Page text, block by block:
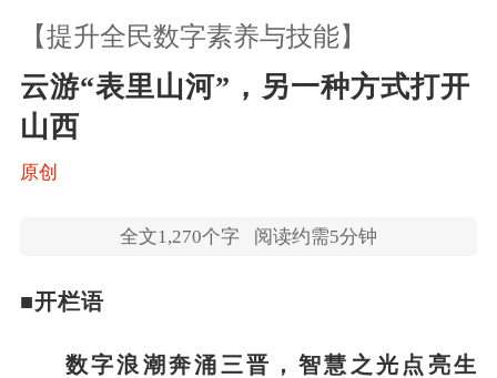
【提升全民数字素养与技能】
云游“表里山河”，另一种方式打开
山西
原创
全文1,270个字 阅读约需5分钟
■开栏语
数字浪潮奔涌三晋，智慧之光点亮生